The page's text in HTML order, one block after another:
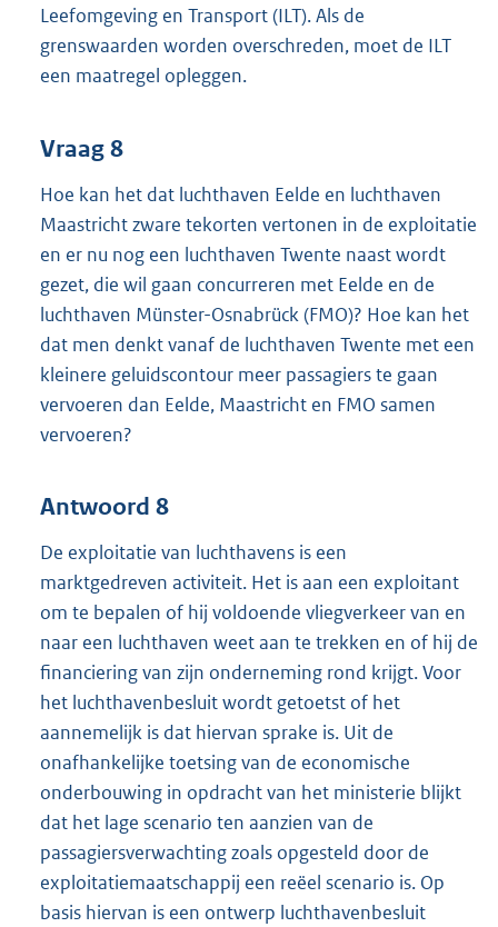
Leefomgeving en Transport (ILT). Als de
grenswaarden worden overschreden, moet de ILT
een maatregel opleggen.
Vraag 8
Hoe kan het dat luchthaven Eelde en luchthaven
Maastricht zware tekorten vertonen in de exploitatie
en er nu nog een luchthaven Twente naast wordt
gezet, die wil gaan concurreren met Eelde en de
luchthaven Münster-Osnabrück (FMO)? Hoe kan het
dat men denkt vanaf de luchthaven Twente met een
kleinere geluidscontour meer passagiers te gaan
vervoeren dan Eelde, Maastricht en FMO samen
vervoeren?
Antwoord 8
De exploitatie van luchthavens is een
marktgedreven activiteit. Het is aan een exploitant
om te bepalen of hij voldoende vliegverkeer van en
naar een luchthaven weet aan te trekken en of hij de
financiering van zijn onderneming rond krijgt. Voor
het luchthavenbesluit wordt getoetst of het
aannemelijk is dat hiervan sprake is. Uit de
onafhankelijke toetsing van de economische
onderbouwing in opdracht van het ministerie blijkt
dat het lage scenario ten aanzien van de
passagiersverwachting zoals opgesteld door de
exploitatiemaatschappij een reëel scenario is. Op
basis hiervan is een ontwerp luchthavenbesluit